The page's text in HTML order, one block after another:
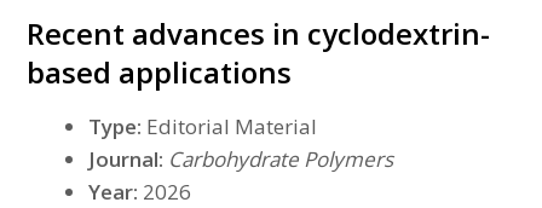
Recent advances in cyclodextrin-
based applications
Type: Editorial Material
Journal: Carbohydrate Polymers
Year: 2026